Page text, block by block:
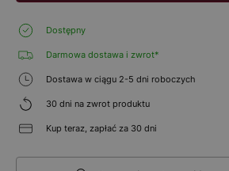
Dostępny
Darmowa dostawa i zwrot*
Dostawa w ciągu 2-5 dni roboczych
30 dni na zwrot produktu
Kup teraz, zapłać za 30 dni